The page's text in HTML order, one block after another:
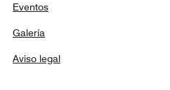
Eventos
Galería
Aviso legal